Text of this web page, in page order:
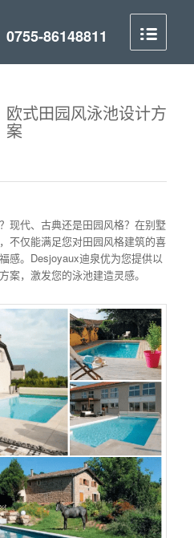
式田园风泳池设计方
案
现代、古典还是田园风格？在别墅
不仅能满足您对田园风格建筑的喜
感。Desjoyaux迪泉优为您提供以
案，激发您的泳池建造灵感。